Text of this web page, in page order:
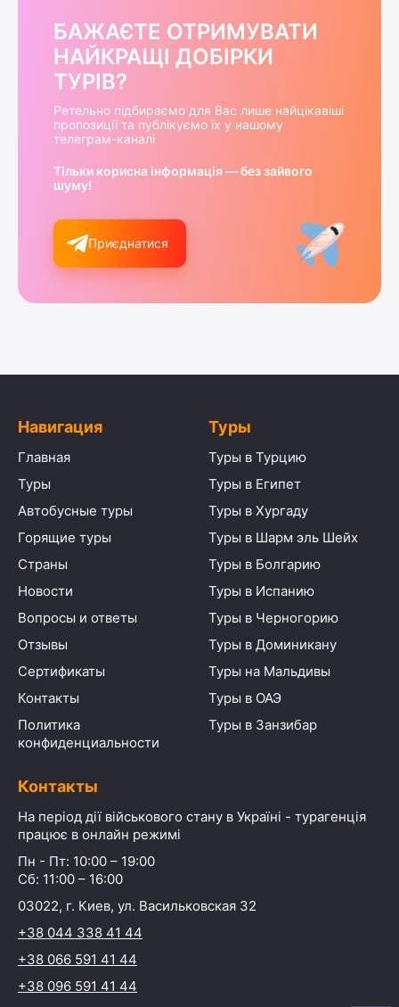
БАЖАЄТЕ ОТРИМУВАТИ
НАЙКРАЩІ ДОБІРКИ
ТУРІВ?
Ретельно підбираємо для Вас лише найцікавіші
пропозиції та публікуємо їх у нашому
телеграм-каналі
Тільки корисна інформація — без зайвого
шуму!
Приєднатися
Навигация
Главная
Туры
Автобусные туры
Горящие туры
Страны
Новости
Вопросы и ответы
Отзывы
Сертификаты
Контакты
Политика
конфиденциальности
Туры
Туры в Турцию
Туры в Египет
Туры в Хургаду
Туры в Шарм эль Шейх
Туры в Болгарию
Туры в Испанию
Туры в Черногорию
Туры в Доминикану
Туры на Мальдивы
Туры в ОАЭ
Туры в Занзибар
Контакты
На період дії військового стану в Україні - турагенція
працює в онлайн режимі
Пн - Пт: 10:00 – 19:00
Сб: 11:00 – 16:00
03022, г. Киев, ул. Васильковская 32
+38 044 338 41 44
+38 066 591 41 44
+38 096 591 41 44